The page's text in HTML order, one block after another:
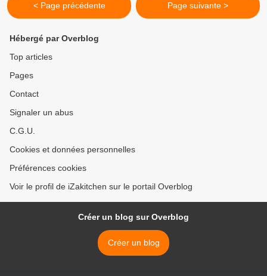
< Page précédente Page suivante >
Hébergé par Overblog
Top articles
Pages
Contact
Signaler un abus
C.G.U.
Cookies et données personnelles
Préférences cookies
Voir le profil de iZakitchen sur le portail Overblog
Créer un blog sur Overblog
Créer un blog